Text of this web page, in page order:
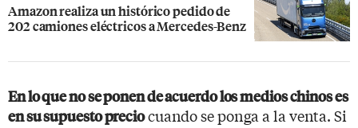
Amazon realiza un histórico pedido de
202 camiones eléctricos a Mercedes-Benz
En lo que no se ponen de acuerdo los medios chinos es
en su supuesto preciocuando se ponga a la venta. Si